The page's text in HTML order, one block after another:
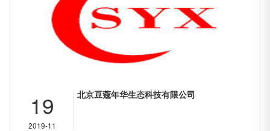
19
2019-11
北京豆蔻年华生态科技有限公司